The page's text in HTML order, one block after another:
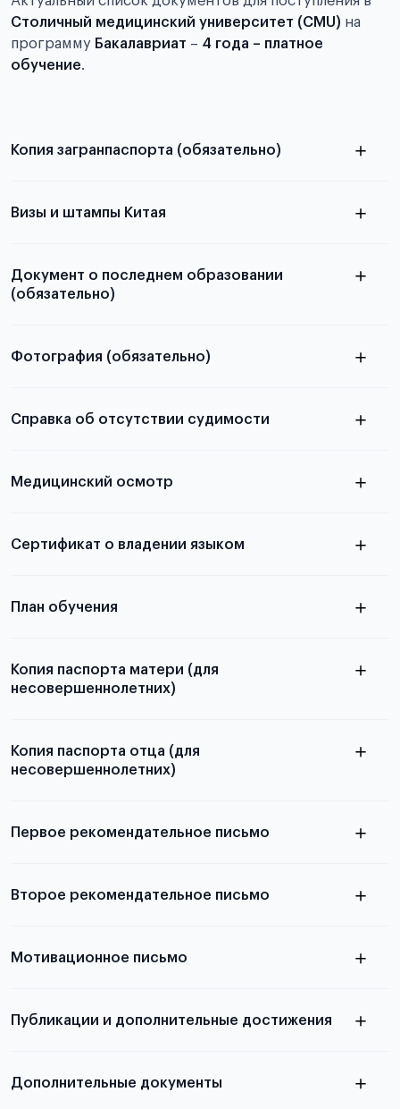
Столичный медицинский университет (CMU) на
программу Бакалавриат – 4 года – платное
обучение.
Копия загранпаспорта (обязательно)
паспорта
Визы и штампы Китая
Документ о последнем образовании
(обязательно)
абитуриентов, изложена в статье.
Фотография (обязательно)
принимаются
Справка об отсутствии судимости
Медицинский осмотр
Для примеров заполнения и пустых
Сертификат о владении языком
План обучения
Копия паспорта матери (для
несовершеннолетних)
Копия паспорта отца (для
несовершеннолетних)
выезда
Первое рекомендательное письмо
письма
Второе рекомендательное письмо
письма
Мотивационное письмо
статье
Публикации и дополнительные достижения
Дополнительные документы